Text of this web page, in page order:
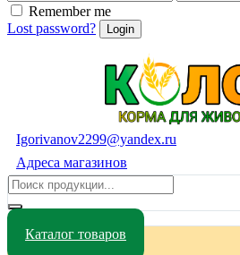
Remember me
Lost password?
Igorivanov2299@yandex.ru
Адреса магазинов
Каталог товаров